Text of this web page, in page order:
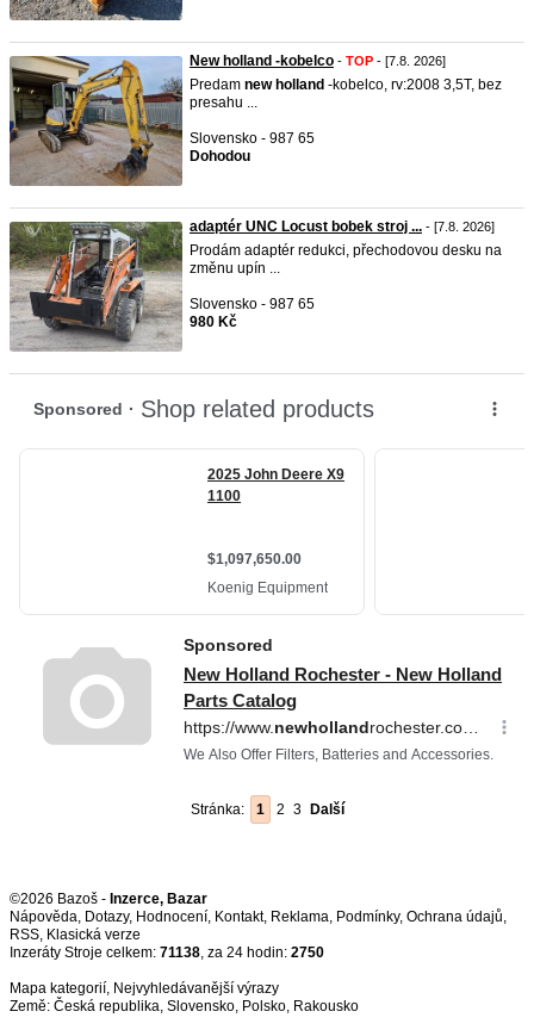
New holland -kobelco - TOP - [7.8. 2026]
Predam new holland -kobelco, rv:2008 3,5T, bez
presahu ...
Slovensko - 987 65
Dohodou
adaptér UNC Locust bobek stroj ... - [7.8. 2026]
Prodám adaptér redukci, přechodovou desku na
změnu upín ...
Slovensko - 987 65
980 Kč
Stránka: 1 2 3 Další
©2026 Bazoš - Inzerce, Bazar
Nápověda, Dotazy, Hodnocení, Kontakt, Reklama, Podmínky, Ochrana údajů,
RSS,
Inzeráty Stroje celkem: 71138, za 24 hodin: 2750
Mapa kategorií, Nejvyhledávanější výrazy
Země: Česká republika, Slovensko, Polsko, Rakousko